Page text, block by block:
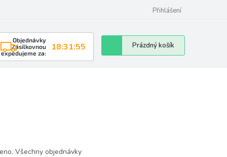
Přihlášení
Objednávky
Zásilkovnou
expedujeme za:
18:31:55
Nákupní
košík
Prázdný košík
Všechny objednávky